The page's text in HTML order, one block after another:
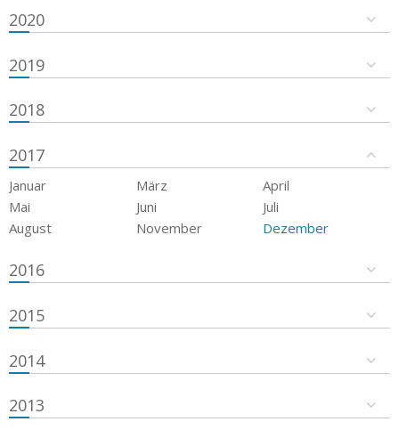
2020
2019
2018
2017
Januar März
April
Mai
Juni
Juli
August
November Dezember
2016
2015
2014
2013